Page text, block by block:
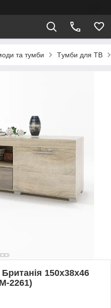
та тумби Tумби для ТВ
150х38х46
2261)